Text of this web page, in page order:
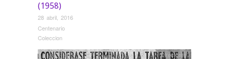
(1958)
28 abril, 2016
Centenario
Coleccion
Directores